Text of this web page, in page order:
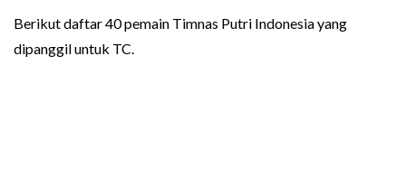
Berikut daftar 40 pemain Timnas Putri Indonesia yang
dipanggil untuk TC.